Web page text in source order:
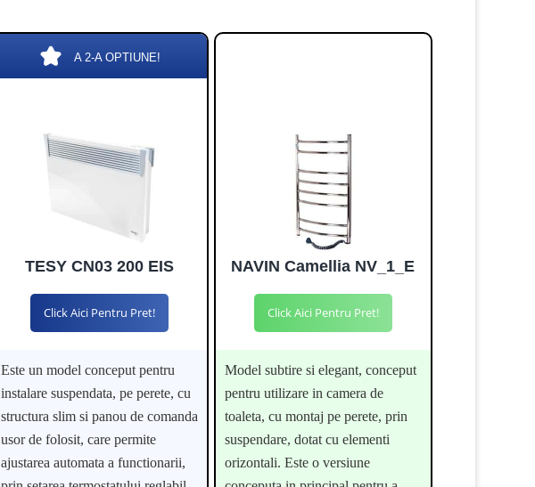
A 2-A OPTIUNE!
TESY CN03 200 EIS
Click Aici Pentru Pret!
Este un model conceput pentru
instalare suspendata, pe perete, cu
structura slim si panou de comanda
usor de folosit, care permite
ajustarea automata a functionarii,
NAVIN Camellia NV_1_E
Click Aici Pentru Pret!
Model subtire si elegant, conceput
pentru utilizare in camera de
toaleta, cu montaj pe perete, prin
suspendare, dotat cu elementi
orizontali. Este o versiune